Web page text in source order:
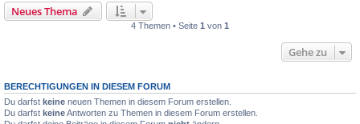
Neues Thema
4 Themen • Seite 1 von 1
Gehe zu
BERECHTIGUNGEN IN DIESEM FORUM
Du darfst keine neuen Themen in diesem Forum erstellen.
Du darfst keineAntworten zu Themen in diesem Forum erstellen.